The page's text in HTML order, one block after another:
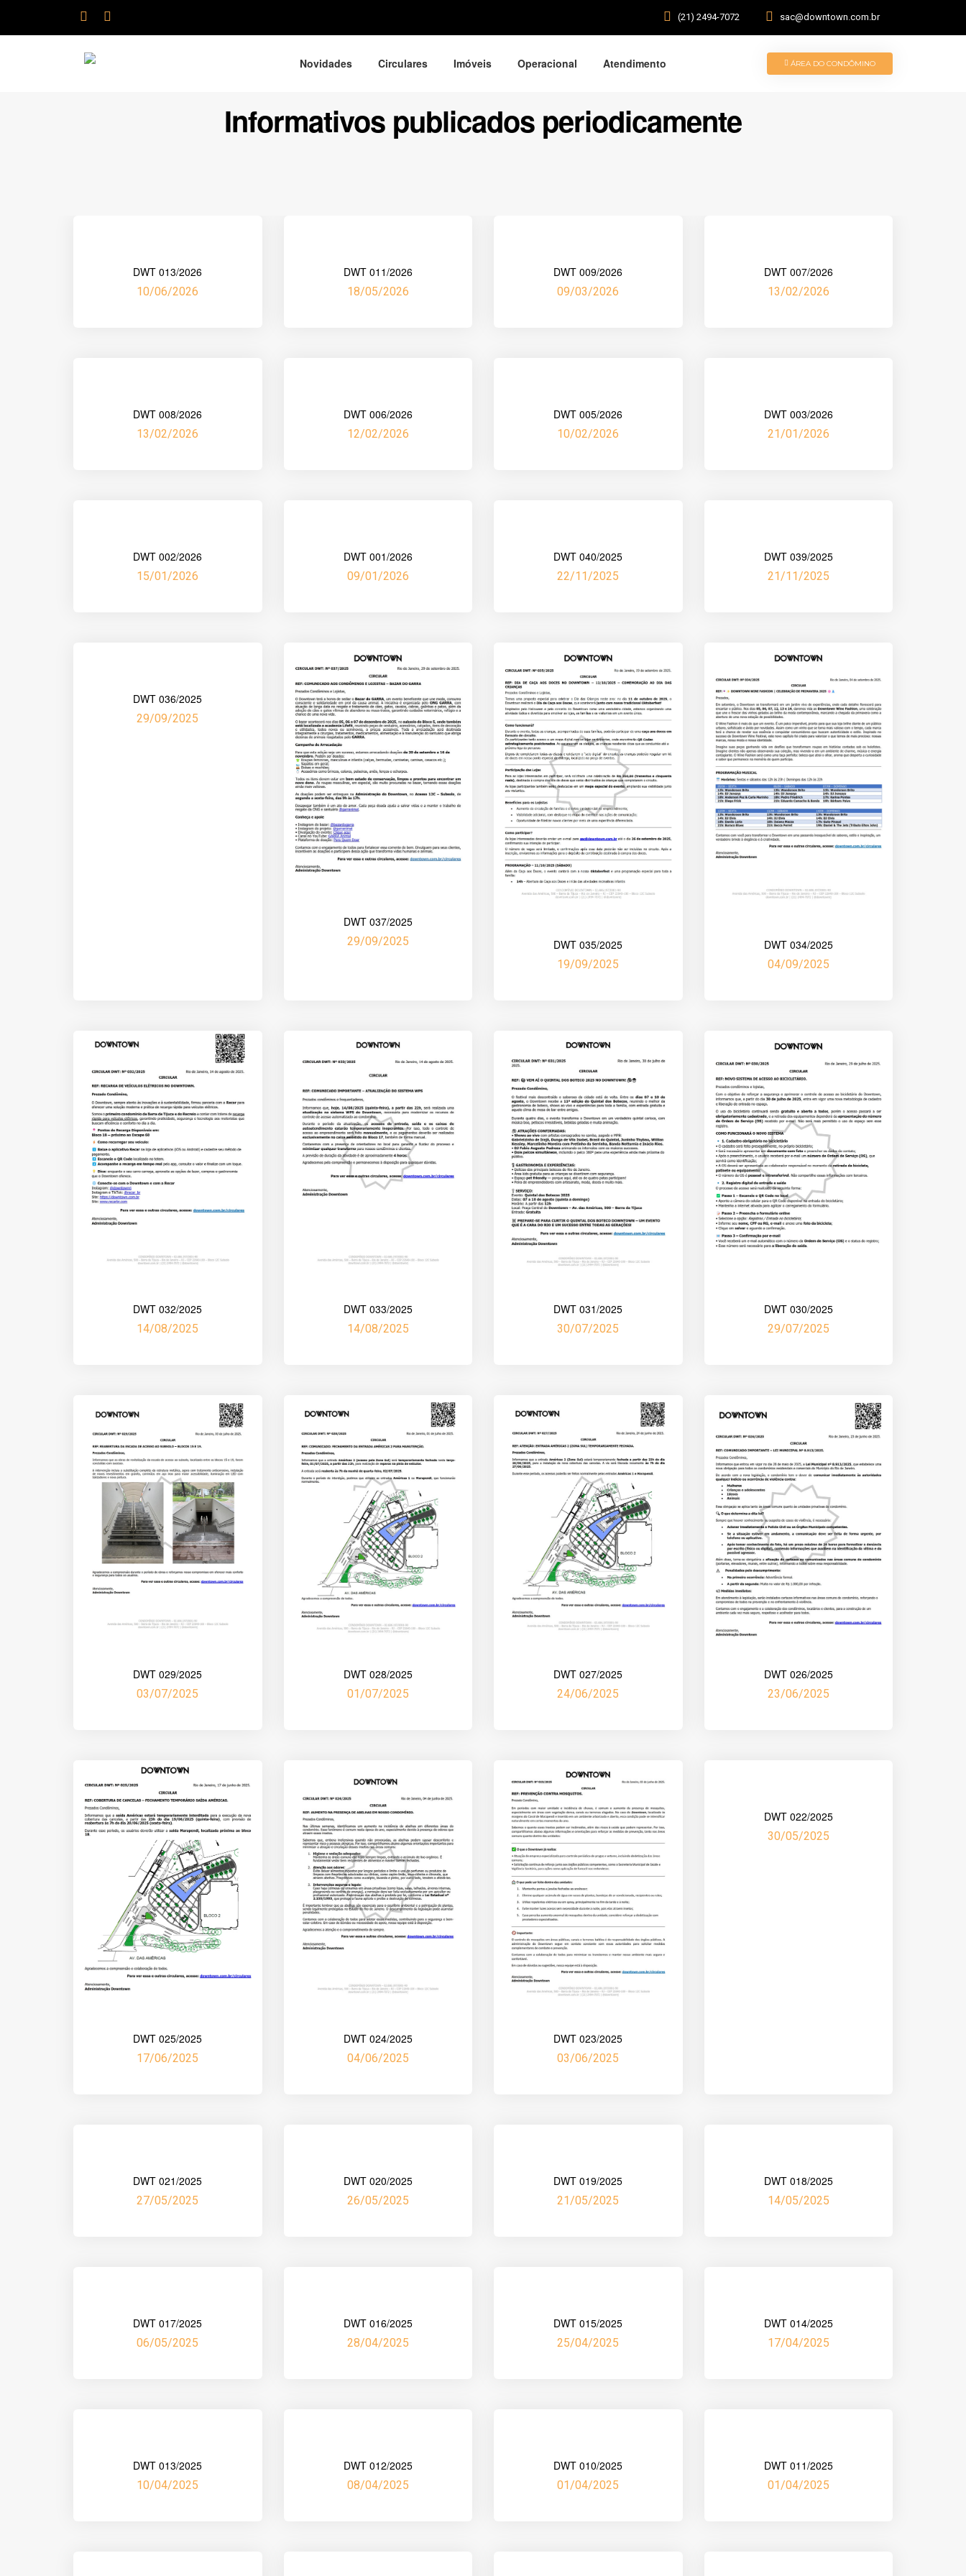
(21) 2494-7072 sac@downtown.com.br
Novidades Circulares Imóveis Operacional Atendimento ÁREA DO CONDÔMINO
Informativos publicados periodicamente
DWT 013/2026
10/06/2026
DWT 011/2026
18/05/2026
DWT 009/2026
09/03/2026
DWT 007/2026
13/02/2026
DWT 008/2026
13/02/2026
DWT 006/2026
12/02/2026
DWT 005/2026
10/02/2026
DWT 003/2026
21/01/2026
DWT 002/2026
15/01/2026
DWT 001/2026
09/01/2026
DWT 040/2025
22/11/2025
DWT 039/2025
21/11/2025
DWT 036/2025
29/09/2025
DWT 037/2025
29/09/2025 DWT 035/2025
19/09/2025
DWT 034/2025
04/09/2025
DWT 032/2025
14/08/2025
DWT 033/2025
14/08/2025
DWT 031/2025
30/07/2025
DWT 030/2025
29/07/2025
DWT 029/2025
03/07/2025
DWT 028/2025
01/07/2025
DWT 027/2025
24/06/2025
DWT 026/2025
23/06/2025
DWT 025/2025
17/06/2025
DWT 024/2025
04/06/2025
DWT 023/2025
03/06/2025
DWT 022/2025
30/05/2025
DWT 021/2025
27/05/2025
DWT 020/2025
26/05/2025
DWT 019/2025
21/05/2025
DWT 018/2025
14/05/2025
DWT 017/2025
06/05/2025
DWT 016/2025
28/04/2025
DWT 015/2025
25/04/2025
DWT 014/2025
17/04/2025
DWT 013/2025
10/04/2025
DWT 012/2025
08/04/2025
DWT 010/2025
01/04/2025
DWT 011/2025
01/04/2025